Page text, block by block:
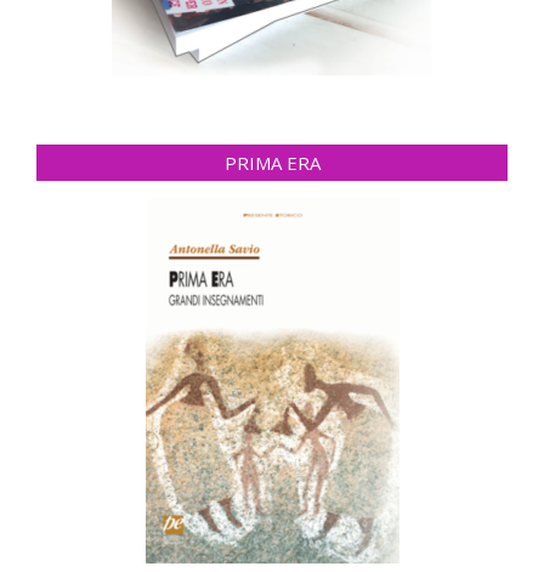
PRIMA ERA